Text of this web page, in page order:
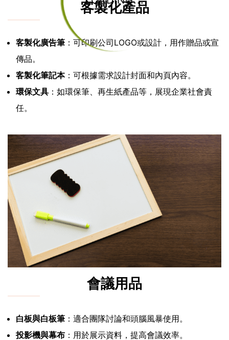
客製化產品
客製化廣告筆 ：可印刷公司LOGO或設計，用作贈品或宣
傳品。
客製化筆記本：可根據需求設計封面和內頁內容。
環保文具 ：如環保筆、再生紙產品等，展現企業社會責
任。
會議用品
白板與白板筆 ：適合團隊討論和頭腦風暴使用。
投影機與幕布 ：用於展示資料，提高會議效率。